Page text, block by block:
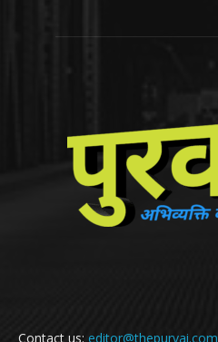
Contact us: editor@thepurvai.com